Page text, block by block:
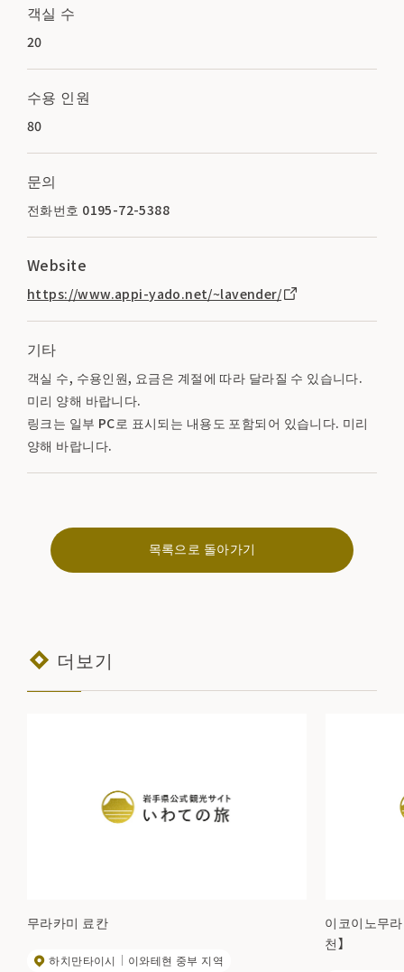
객실 수
20
수용 인원
80
문의
전화번호 0195-72-5388
Website
https://www.appi-yado.net/~lavender/
기타
객실 수, 수용인원, 요금은 계절에 따라 달라질 수 있습니다.
미리 양해 바랍니다.
링크는 일부 PC로 표시되는 내용도 포함되어 있습니다. 미리
양해 바랍니다.
목록으로 돌아가기
더보기
무라카미 료칸
하치만타이시 이와테현 중부 지역
이코이노무
천】